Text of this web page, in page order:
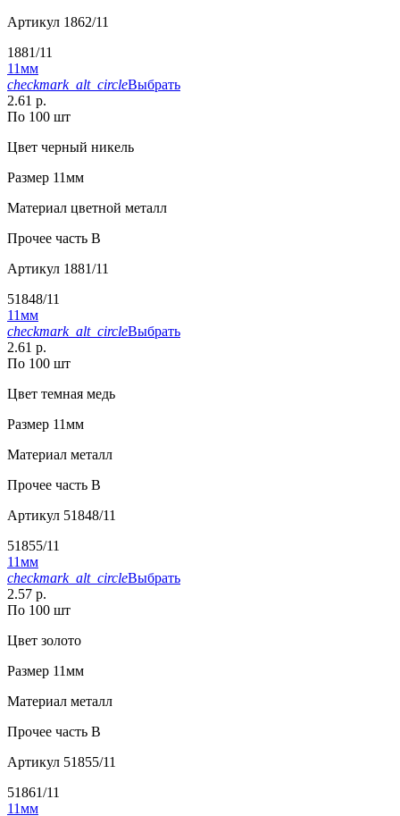
Артикул 1862/11
1881/11
11мм
checkmark_alt_circleВыбрать
2.61 р.
По 100 шт
Цвет черный никель
Размер 11мм
Материал цветной металл
Прочее часть В
Артикул 1881/11
51848/11
11мм
checkmark_alt_circleВыбрать
2.61 р.
По 100 шт
Цвет темная медь
Размер 11мм
Материал металл
Прочее часть B
Артикул 51848/11
51855/11
11мм
checkmark_alt_circleВыбрать
2.57 р.
По 100 шт
Цвет золото
Размер 11мм
Материал металл
Прочее часть B
Артикул 51855/11
51861/11
11мм